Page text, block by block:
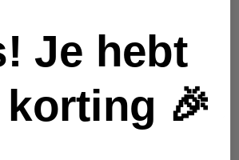
Je hebt
korting 🎉